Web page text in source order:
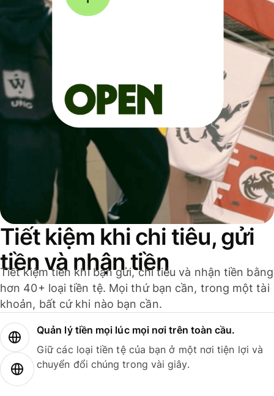
Tiết kiệm khi chi tiêu, gửi
tiền và nhận tiền
Tiết kiệm tiền khi bạn gửi, chi tiêu và nhận tiền bằng
hơn 40+ loại tiền tệ. Mọi thứ bạn cần, trong một tài
khoản, bất cứ khi nào bạn cần.
Quản lý tiền mọi lúc mọi nơi trên toàn cầu.
Giữ các loại tiền tệ của bạn ở một nơi tiện lợi và
chuyển đổi chúng trong vài giây.